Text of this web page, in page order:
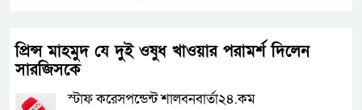
প্রিন্স মাহমুদ যে দুই ওষুধ খাওয়ার পরামর্শ দিলেন
সারজিসকে
স্টাফ করেসপন্ডেন্ট শালবনবার্তা২৪.কম